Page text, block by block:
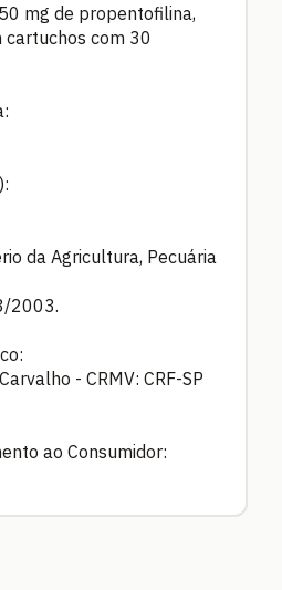
mg de propentofilina,
cartuchos com 30
da Agricultura, Pecuária
2003.
- CRMV: CRF-SP
ao Consumidor: